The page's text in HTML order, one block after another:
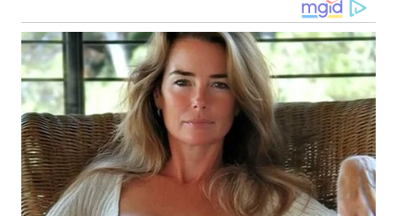
WN
MALUT
WN
DAIRI
WN
DANAU